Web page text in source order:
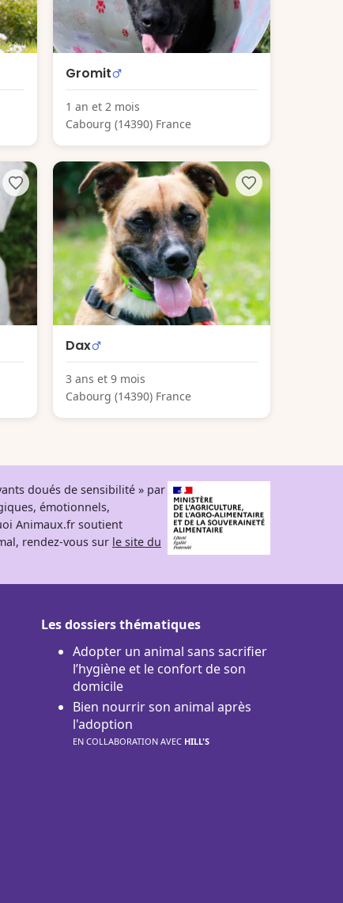
Gromit
1 an et 2 mois
Cabourg (14390) France
Dax
3 ans et 9 mois
Cabourg (14390) France
doués de sensibilité » par
émotionnels,
Animaux.fr soutient
rendez-vous sur le site du
Les dossiers thématiques
Adopter un animal sans sacrifier
l’hygiène et le confort de son
domicile
Bien nourrir son animal après
l'adoption
EN COLLABORATION AVEC HILL'S